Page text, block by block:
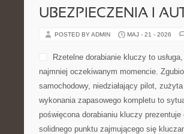
UBEZPIECZENIA I
POSTED BY ADMIN MAJ - 21 - 2026
Rzetelne dorabianie kluczy to
najmniej oczekiwanym momencie.
samochodowy, niedziałający pilot,
wykonania zapasowego kompletu to
poświęcona dorabianiu kluczy
solidnego punktu zajmującego się